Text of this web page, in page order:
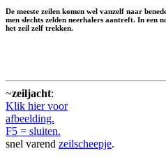
De meeste zeilen komen wel vanzelf naar
men slechts zelden neerhalers aantreft. In een
het zeil zelf trekken.
~zeiljacht:
Klik hier voor
afbeelding.
F5 = sluiten.
snel varend zeilscheepje.